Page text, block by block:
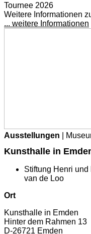
Tournee 2026
Weitere Informationen
... weitere Informationen
Ausstellungen |
Kunsthalle in
Stiftung Henri
van de Loo
Ort
Kunsthalle in Emden
Hinter dem Rahmen 13
D-26721 Emden